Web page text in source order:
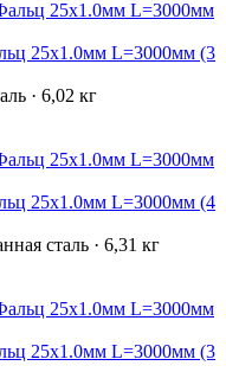
25х1.0мм L=3000мм (3
· 6,02 кг
25х1.0мм L=3000мм (4
сталь · 6,31 кг
25х1.0мм L=3000мм (3